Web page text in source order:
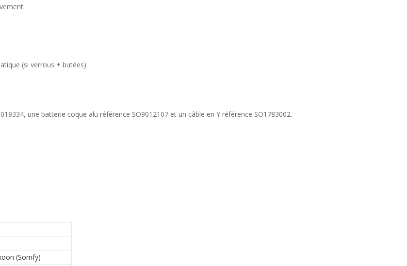
(si verrous + butées)
une batterie coque alu référence SO9012107 et un câble en Y référence SO1783002.
(Somfy)